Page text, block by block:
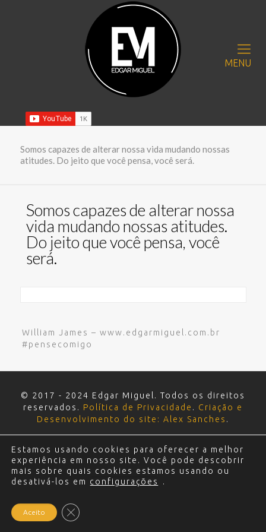
MENU
Somos capazes de alterar nossa vida mudando nossas
atitudes. Do jeito que você pensa, você será.
Somos capazes de alterar nossa
vida mudando nossas atitudes.
Do jeito que você pensa, você
será.
William James – www.edgarmiguel.com.br
#pensecomigo
© 2017 - 2024 Edgar Miguel. Todos os direitos
reservados. Política de Privacidade . Criação e
Desenvolvimento do site: Alex Sanches .
Estamos usando cookies para oferecer a melhor
experiência em nosso site. Você pode descobrir
mais sobre quais cookies estamos usando ou
desativá-los em configurações .
Aceito Close GDPR Cookie Banner